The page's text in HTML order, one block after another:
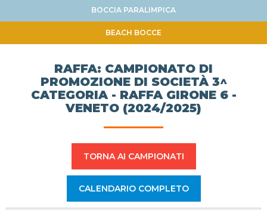
BOCCIA PARALIMPICA
BEACH BOCCE
RAFFA: CAMPIONATO DI
PROMOZIONE DI SOCIETÀ 3^
CATEGORIA - RAFFA GIRONE 6 -
VENETO (2024/2025)
TORNA AI CAMPIONATI
CALENDARIO COMPLETO